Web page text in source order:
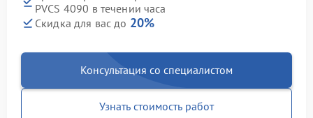
PVCS 4090 в течении часа
Скидка для вас до 20%
Консультация со специалистом
Узнать стоимость работ